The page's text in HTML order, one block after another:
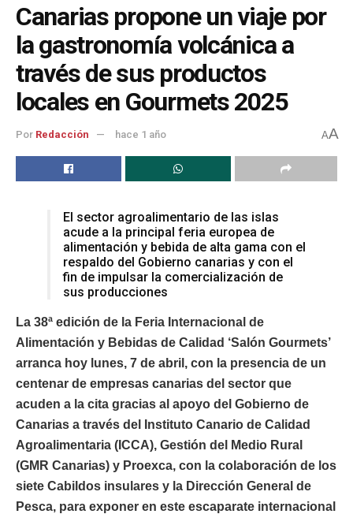
Canarias propone un viaje por
la gastronomía volcánica a
través de sus productos
locales en Gourmets 2025
Por Redacción hace 1 año AA
El sector agroalimentario de las islas
acude a la principal feria europea de
alimentación y bebida de alta gama con el
respaldo del Gobierno canarias y con el
fin de impulsar la comercialización de
sus producciones
La 38ª edición de la Feria Internacional de
Alimentación y Bebidas de Calidad ‘Salón Gourmets’
arranca hoy lunes, 7 de abril, con la presencia de un
centenar de empresas canarias del sector que
acuden a la cita gracias al apoyo del Gobierno de
Canarias a través del Instituto Canario de Calidad
Agroalimentaria (ICCA), Gestión del Medio Rural
(GMR Canarias) y Proexca, con la colaboración de los
siete Cabildos insulares y la Dirección General de
Pesca, para exponer en este escaparate internacional